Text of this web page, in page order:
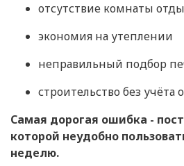
отсутствие комнаты
экономия на утеплении
неправильный подбор
строительство без учёта
Самая дорогая ошибка -
которой неудобно
неделю.